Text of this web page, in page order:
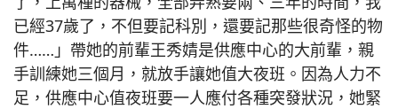
已經37歲了，不但要記科別，還要記那些很奇怪的物
件……」帶她的前輩王秀婧是供應中心的大前輩，親
手訓練她三個月，就放手讓她值大夜班。因為人力不
足，供應中心值夜班要一人應付各種突發狀況，她緊